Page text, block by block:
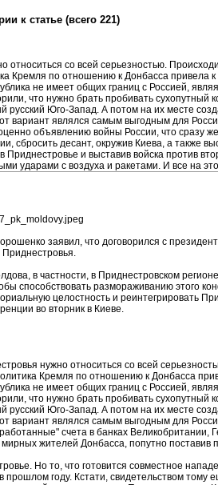
к статье (всего 221)
со всей серьезностью.
Кремля по отношению к Донбасса привела к
не имеет общих границ с Россией,
что нужно брать пробивать сухопутный
русский Юго-Запад. А потом на их месте
вариант являлся самым выгодным для
объявлению войны России, что сразу
сбросить десант, окружив Киева, а также
и выставив войска против
ударами с воздуха и ракетами. И все на
заявил, что договорился с
в частности, в Приднестровском
способствовать размораживанию этого
целостность и реинтегрировать
во вторник в Киеве.
нужно относиться со всей
Кремля по отношению к Донбасса
не имеет общих границ с Россией,
что нужно брать пробивать сухопутный
русский Юго-Запад. А потом на их месте
вариант являлся самым выгодным для
счета в банках
жителей Донбасса, попутно поставив
Но то, что готовится совместное
году. Кстати, свидетельством тому